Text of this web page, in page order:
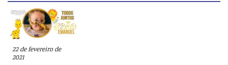
22 de fevereiro de
2021